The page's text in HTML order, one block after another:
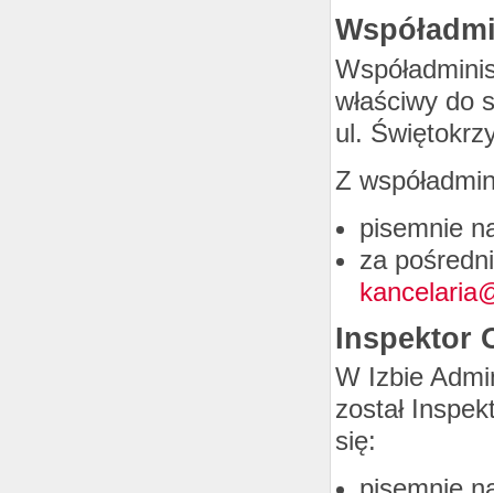
właściwy do
ul.
Z
pisemnie
za
Inspektor
W Izbie
został
się: